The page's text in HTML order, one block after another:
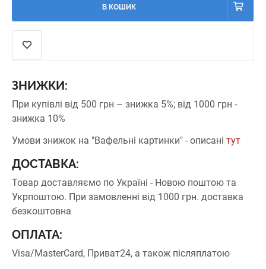
В КОШИК
ЗНИЖКИ:
При купівлі від 500 грн – знижка 5%; від 1000 грн -
знижка 10%
Умови знижок на "Вафельні картинки" - описані тут
ДОСТАВКА:
Товар доставляємо по Україні - Новою поштою та
Укрпоштою. При замовленні від 1000 грн. доставка
безкоштовна
ОПЛАТА:
Visa/MasterCard, Приват24, а також післяплатою